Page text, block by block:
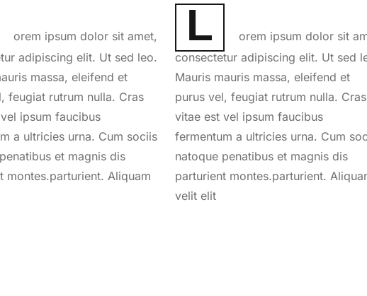
orem ipsum dolor sit amet,
adipiscing elit. Ut sed leo.
massa, eleifend et
feugiat rutrum nulla. Cras
ipsum faucibus
a ultricies urna. Cum sociis
et magnis dis
montes.parturient. Aliquam
L
orem ipsum dolor sit
consectetur adipiscing elit. Ut sed
Mauris mauris massa, eleifend et
purus vel, feugiat rutrum nulla. Cras
vitae est vel ipsum faucibus
fermentum a ultricies urna. Cum
natoque penatibus et magnis dis
parturient montes.parturient.
velit elit